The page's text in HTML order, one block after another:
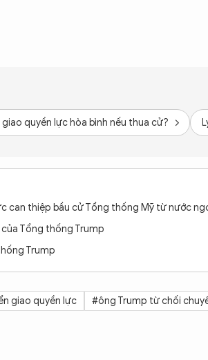
quyền lực hòa bình nếu thua cử?
can thiệp bầu cử Tổng thống Mỹ từ nước
Tổng thống Trump
Trump
giao quyền lực #ông Trump từ chối